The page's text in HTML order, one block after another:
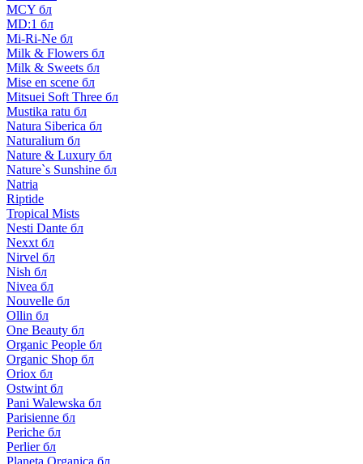
MCY бл
MD:1 бл
Mi-Ri-Ne бл
Milk & Flowers бл
Milk & Sweets бл
Mise en scene бл
Mitsuei Soft Three бл
Mustika ratu бл
Natura Siberica бл
Naturalium бл
Nature & Luxury бл
Nature`s Sunshine бл
Natria
Riptide
Tropical Mists
Nesti Dante бл
Nexxt бл
Nirvel бл
Nish бл
Nivea бл
Nouvelle бл
Ollin бл
One Beauty бл
Organic People бл
Organic Shop бл
Oriox бл
Ostwint бл
Pani Walewska бл
Parisienne бл
Periche бл
Perlier бл
Planeta Organica бл